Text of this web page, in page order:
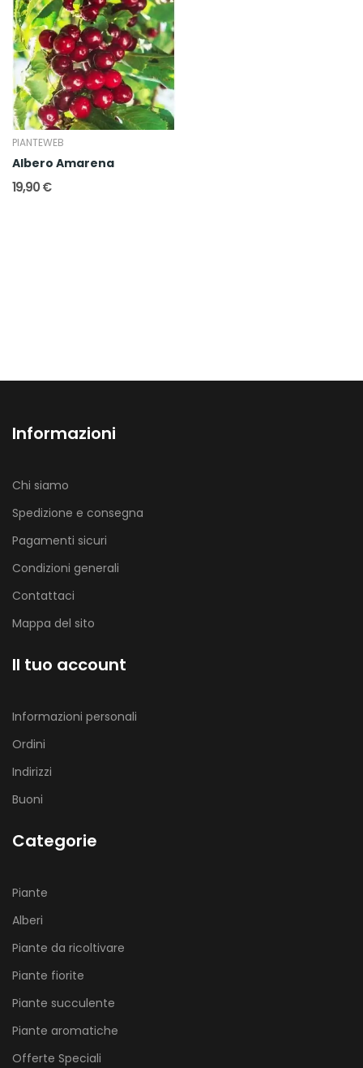
PIANTEWEB
Albero Amarena
19,90 €
Informazioni
Chi siamo
Spedizione e consegna
Pagamenti sicuri
Condizioni generali
Contattaci
Mappa del sito
Il tuo account
Informazioni personali
Ordini
Indirizzi
Buoni
Categorie
Piante
Alberi
Piante da ricoltivare
Piante fiorite
Piante succulente
Piante aromatiche
Offerte Speciali